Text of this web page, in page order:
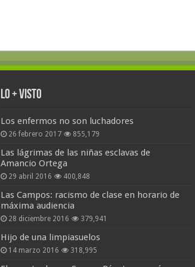
Lo + Visto
Los enfermos no son luchadores
26 febrero 2017 855,179
Las lágrimas de las niñas esclavas de
Amancio Ortega
29 abril 2016 400,848
Las Campos: racismo de clase en horario de
máxima audiencia
28 diciembre 2016 379,941
Hijo de una limpiasuelos
14 marzo 2016 318,995